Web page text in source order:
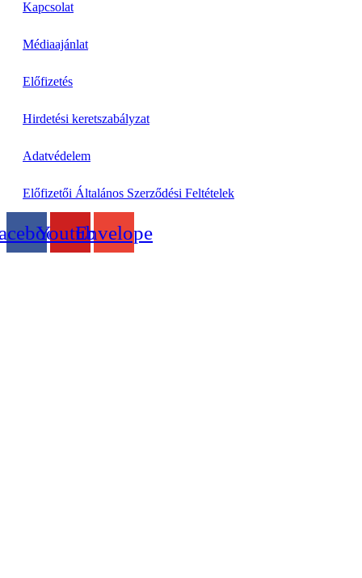
Kapcsolat
Médiaajánlat
Előfizetés
Hirdetési keretszabályzat
Adatvédelem
Előfizetői Általános Szerződési Feltételek
YoutubeEnvelope